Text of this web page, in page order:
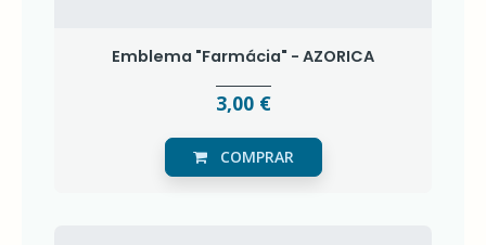
Emblema "Farmácia" - AZORICA
3,00 €
COMPRAR